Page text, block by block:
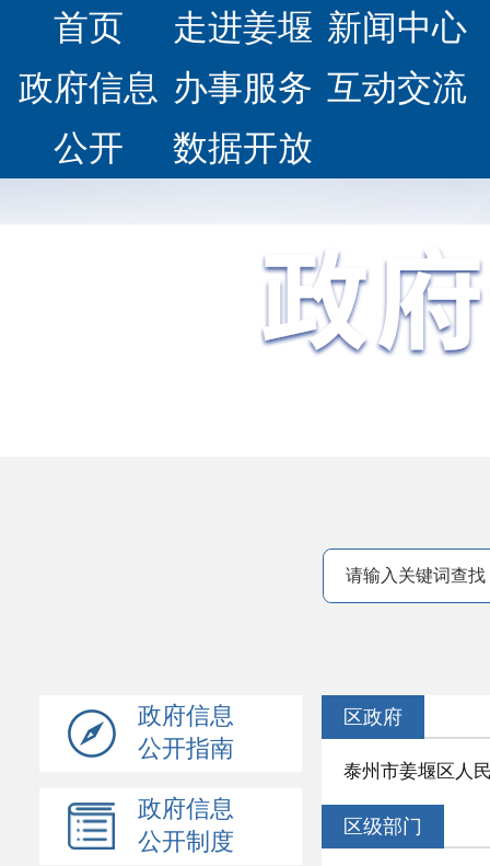
首页 走进姜堰 新闻中心
政府信息
公开
办事服务 互动交流
数据开放
政府信息
公开指南
政府信息
公开制度
区政府
泰州市姜堰区人
区级部门